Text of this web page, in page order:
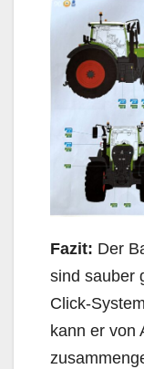
Fazit: Der
sind sauber
Click-
kann er von